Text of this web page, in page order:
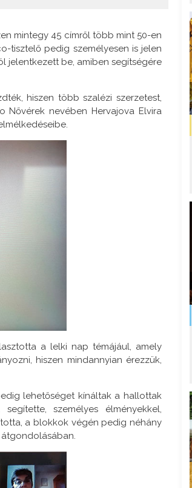
mintegy 45 címről több mint 50-en
tisztelő pedig személyesen is jelen
jelentkezett be, amiben segítségére
hiszen több szalézi szerzetest,
Nővérek nevében Hervajova Elvira
a lelki nap témájául, amely
hiszen mindannyian érezzük,
lehetőséget kínáltak a hallottak
személyes élményekkel,
a blokkok végén pedig néhány